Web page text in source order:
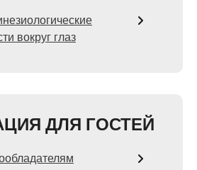
вокруг глаз
ДЛЯ ГОСТЕЙ